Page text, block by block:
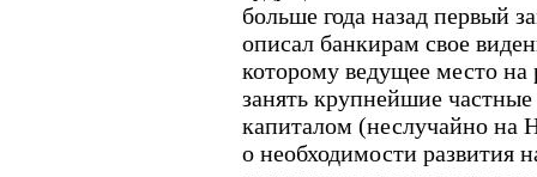
больше года назад первый
описал банкирам свое
которому ведущее место
занять крупнейшие
капиталом (неслучайно на
о необходимости развития